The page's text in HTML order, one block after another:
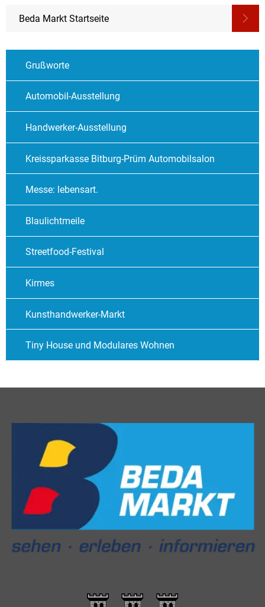
Beda Markt Startseite
Grußworte
Automobil-Ausstellung
Handwerker-Ausstellung
Kreissparkasse Bitburg-Prüm Automobilsalon
Messe: lebensart.
Blaulichtmeile
Streetfood-Festival
Kirmes
Kunsthandwerker-Markt
Tiny House und Modulares Wohnen